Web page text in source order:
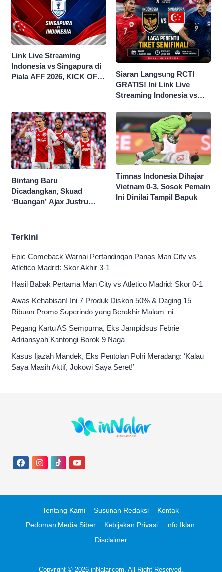
Link Live Streaming
Indonesia vs Singapura di
Piala AFF 2026, KICK OFF
Siaran Langsung RCTI
GRATIS! Ini Link Live
Streaming Indonesia vs
2026
Bintang Baru
Dicadangkan, Skuad
‘Buangan’ Ajax Justru
Timnas Indonesia Dihajar
Vietnam 0-3, Sosok Pemain
Ini Dinilai Tampil Bapuk
Terkini
Epic Comeback Warnai Pertandingan Panas Man City vs
Atletico Madrid: Skor Akhir 3-1
Hasil Babak Pertama Man City vs Atletico Madrid: Skor 0-1
Awas Kehabisan! Ini 7 Produk Diskon 50% & Daging 15
Ribuan Promo Superindo yang Berakhir Malam Ini
Pegang Kartu AS Sempurna, Eks Jampidsus Febrie
Adriansyah Kantongi Borok 9 Naga
Kasus Ijazah Mandek, Eks Pentolan Polri Meradang: ‘Kalau
Saya Masih Aktif, Jokowi Saya Seret!’
Tentang Kami Susunan Redaksi
Kontak
Pedoman Media Siber
Kebijakan Privasi
Info Iklan
Disclaimer
Copyright © 2026 inNalar.com . All Right Reserved.